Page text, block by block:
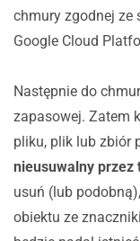
chmury zgodnej ze
Google Cloud
Następnie do
zapasowej. Zatem
pliku, plik lub zbiór
nieusuwalny przez
usuń (lub
obiektu ze